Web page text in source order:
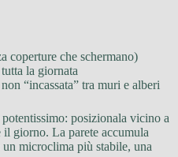
coperture che schermano)
la giornata
“incassata” tra muri e alberi
posizionala vicino a
il giorno. La parete accumula
microclima più stabile, una